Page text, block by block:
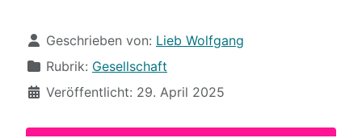
Details
Geschrieben von: Lieb Wolfgang
Rubrik: Gesellschaft
Veröffentlicht: 29. April 2025